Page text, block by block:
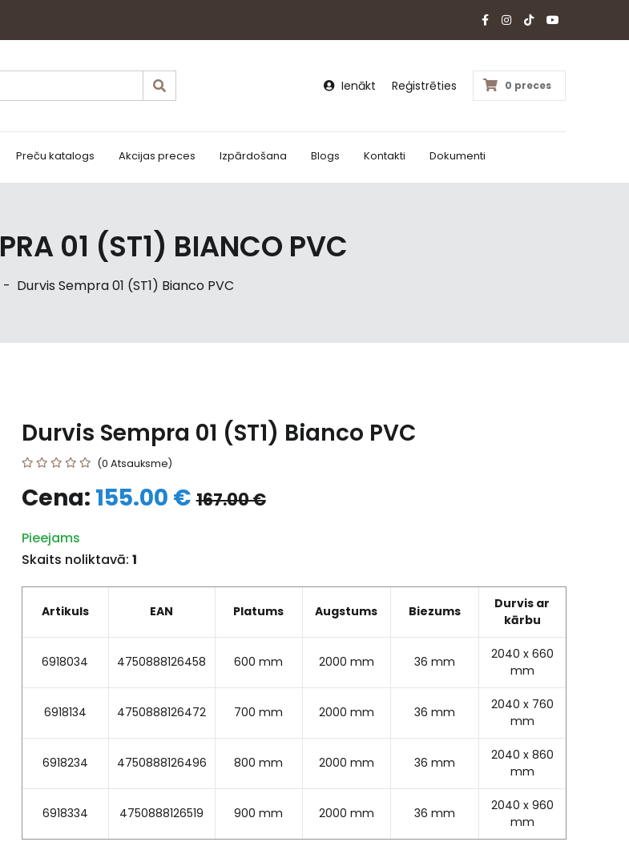
Ienākt Reģistrēties 0 preces
Preču katalogs Akcijas preces Izpārdošana Blogs Kontakti Dokumenti
01 (ST1) BIANCO PVC
- Durvis Sempra 01 (ST1) Bianco PVC
Durvis Sempra 01 (ST1) Bianco PVC
(0 Atsauksme)
Cena: 155.00 € 167.00 €
Pieejams
Skaits noliktavā: 1
Artikuls EAN Platums Augstums Biezums
Durvis ar
kārbu
6918034 4750888126458 600 mm 2000 mm 36 mm
2040 x 660
mm
6918134 4750888126472 700 mm 2000 mm 36 mm
2040 x 760
mm
6918234 4750888126496 800 mm 2000 mm 36 mm
2040 x 860
mm
6918334 4750888126519 900 mm 2000 mm 36 mm
2040 x 960
mm